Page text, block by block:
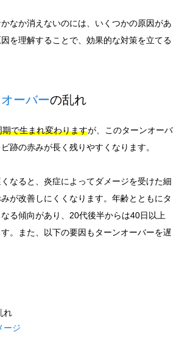
なか消えないのには、いくつかの原因があ
を理解することで、効果的な対策を立てる
ーバーの乱れ
期で生まれ変わりますが、このターンオーバ
跡の赤みが長く残りやすくなります。
なると、炎症によってダメージを受けた細
が改善しにくくなります。年齢とともにタ
る傾向があり、20代後半からは40日以上
。また、以下の要因もターンオーバーを遅
れ
ージ